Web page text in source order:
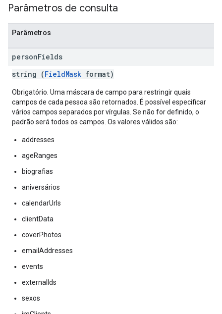
Parâmetros de consulta
Parâmetros
personFields
string (FieldMask format)
Obrigatório. Uma máscara de campo para restringir quais
campos de cada pessoa são retornados. É possível especificar
vários campos separados por vírgulas. Se não for definido, o
padrão será todos os campos. Os valores válidos são:
addresses
ageRanges
biografias
aniversários
calendarUrls
clientData
coverPhotos
emailAddresses
events
externalIds
sexos